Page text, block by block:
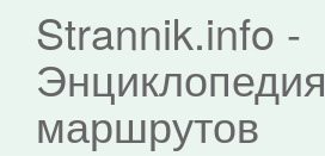
Strannik.info -
Энциклопедия
маршрутов